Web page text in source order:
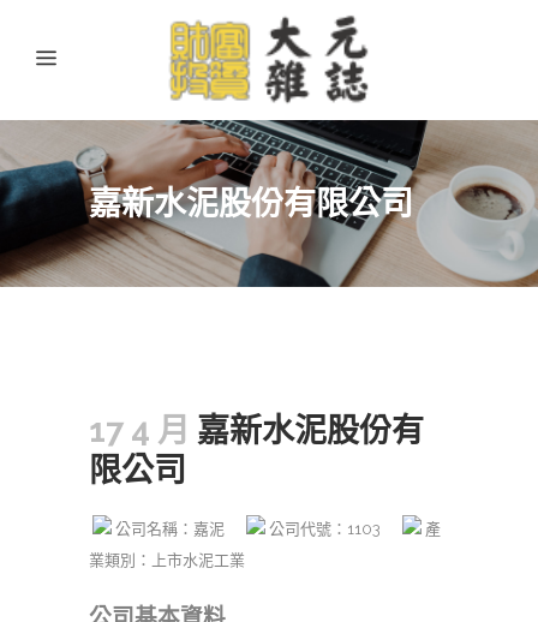
嘉新水泥股份有限公司
17 4 月 嘉新水泥股份有
限公司
公司名稱：嘉泥 公司代號：1103
產
業類別：上市水泥工業
公司基本資料